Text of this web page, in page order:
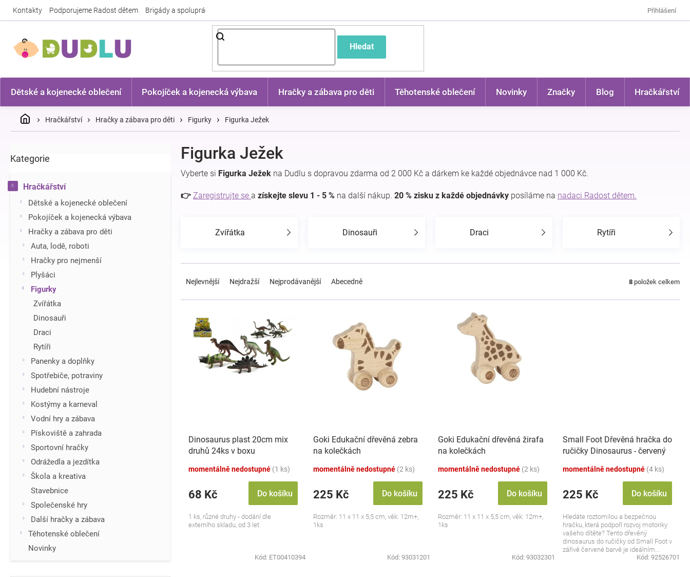
Kontakty Podporujeme Radost dětem Brigády a spolupráce Přihlášení
Hledat
Dětské a kojenecké oblečení Pokojíček a kojenecká výbava Hračky a zábava pro děti Těhotenské oblečení Novinky Značky Blog Hračkářství
DomůHračkářství Hračky a zábava pro děti Figurky Figurka Ježek
o
t
r
Přeskočit
Kategorie
Hračkářství
Dětské a kojenecké oblečení
Pokojíček a kojenecká výbava
Hračky a zábava pro děti
Auta, lodě, roboti
Hračky pro nejmenší
Plyšáci
Figurky
Zvířátka
Dinosauři
Draci
Rytíři
Panenky a doplňky
Spotřebiče, potraviny
Hudební nástroje
Kostýmy a karneval
Vodní hry a zábava
Pískoviště a zahrada
Sportovní hračky
Odrážedla a jezdítka
Škola a kreativa
Stavebnice
Společenské hry
Další hračky a zábava
Těhotenské oblečení
Novinky
Figurka Ježek
Vyberte si Figurka Ježek na Dudlu s dopravou zdarma od 2 000 Kč a dárkem ke každé objednávce nad 1 000 Kč.
👉 Zaregistrujte se a získejte slevu 1 - 5 % na další nákup. 20 % zisku z každé objednávky posíláme na nadaci Radost dětem.
Zvířátka Dinosauři Draci Rytíři
e
Nejlevnější Nejdražší Nejprodávanější Abecedně 8 položek celkem
Dinosaurus plast 20cm mix
druhů 24ks v boxu
momentálně nedostupné (1 ks)
68 Kč Do košíku
1 ks, různé druhy - dodání dle
externího skladu, od 3 let
Kód: ET00410394
Goki Edukační dřevěná zebra
na kolečkách
momentálně nedostupné (2 ks)
225 Kč Do košíku
Rozměr: 11 x 11 x 5,5 cm, věk: 12m+,
1ks
Kód: 93031201
Goki Edukační dřevěná žirafa
na kolečkách
momentálně nedostupné (2 ks)
225 Kč Do košíku
Rozměr: 11 x 11 x 5,5 cm, věk: 12m+,
1ks
Kód: 93032301
Small Foot Dřevěná hračka do
ručičky Dinosaurus - červený
momentálně nedostupné (4 ks)
225 Kč Do košíku
Hledáte roztomilou a bezpečnou
hračku, která podpoří rozvoj motoriky
vašeho dítěte? Tento dřevěný
dinosaurus do ručičky od Small Foot v
zářivě červené barvě je ideálním...
Kód: 92526701